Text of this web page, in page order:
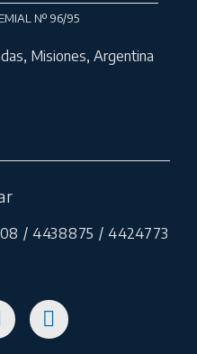
Nº 96/95
Misiones, Argentina
/ 4438875 / 4424773